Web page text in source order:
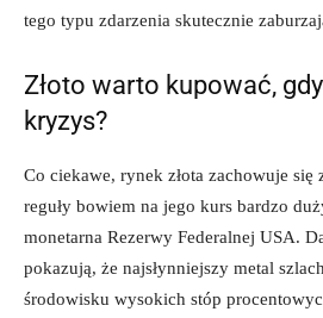
tego typu zdarzenia skutecznie
Złoto warto kupować,
kryzys?
Co ciekawe, rynek złota zachowuje się
reguły bowiem na jego kurs bardzo
monetarna Rezerwy Federalnej USA.
pokazują, że najsłynniejszy metal
środowisku wysokich stóp